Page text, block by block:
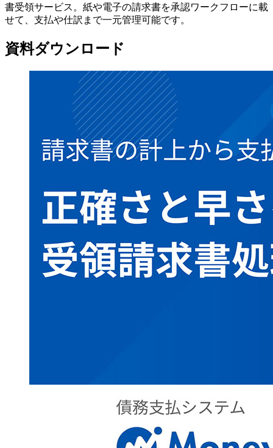
書受領サービス。紙や電子の請求書を承認ワークフローに載
せて、支払や仕訳まで一元管理可能です。
資料ダウンロード